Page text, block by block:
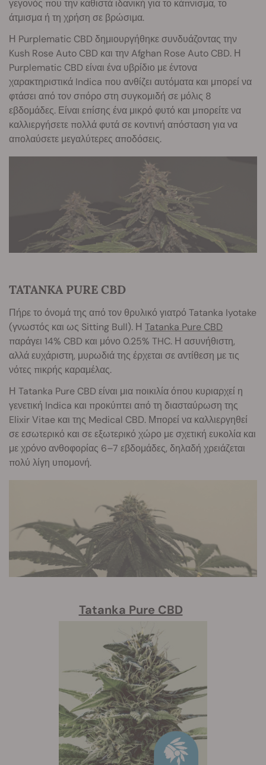
γεγονός που την καθιστά ιδανική για το κάπνισμα, το
άτμισμα ή τη χρήση σε βρώσιμα.
Η Purplematic CBD δημιουργήθηκε συνδυάζοντας την
Kush Rose Auto CBD και την Afghan Rose Auto CBD. Η
Purplematic CBD είναι ένα υβρίδιο με έντονα
χαρακτηριστικά Indica που ανθίζει αυτόματα και μπορεί να
φτάσει από τον σπόρο στη συγκομιδή σε μόλις 8
εβδομάδες. Είναι επίσης ένα μικρό φυτό και μπορείτε να
καλλιεργήσετε πολλά φυτά σε κοντινή απόσταση για να
απολαύσετε μεγαλύτερες αποδόσεις.
TATANKA PURE CBD
Πήρε το όνομά της από τον θρυλικό γιατρό Tatanka Iyotake
(γνωστός και ως Sitting Bull). Η Tatanka Pure CBD
παράγει 14% CBD και μόνο 0.25% THC. Η ασυνήθιστη,
αλλά ευχάριστη, μυρωδιά της έρχεται σε αντίθεση με τις
νότες πικρής καραμέλας.
Η Tatanka Pure CBD είναι μια ποικιλία όπου κυριαρχεί η
γενετική Indica και προκύπτει από τη διασταύρωση της
Elixir Vitae και της Medical CBD. Μπορεί να καλλιεργηθεί
σε εσωτερικό και σε εξωτερικό χώρο με σχετική ευκολία και
με χρόνο ανθοφορίας 6–7 εβδομάδες, δηλαδή χρειάζεται
πολύ λίγη υπομονή.
Tatanka Pure CBD